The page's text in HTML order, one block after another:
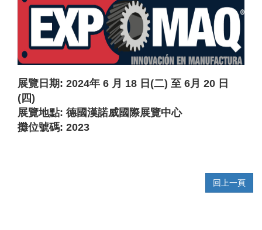
展覽日期: 2024年 6 月 18 日(二) 至 6月 20 日
(四)
展覽地點: 德國漢諾威國際展覽中心
攤位號碼: 2023
回上一頁